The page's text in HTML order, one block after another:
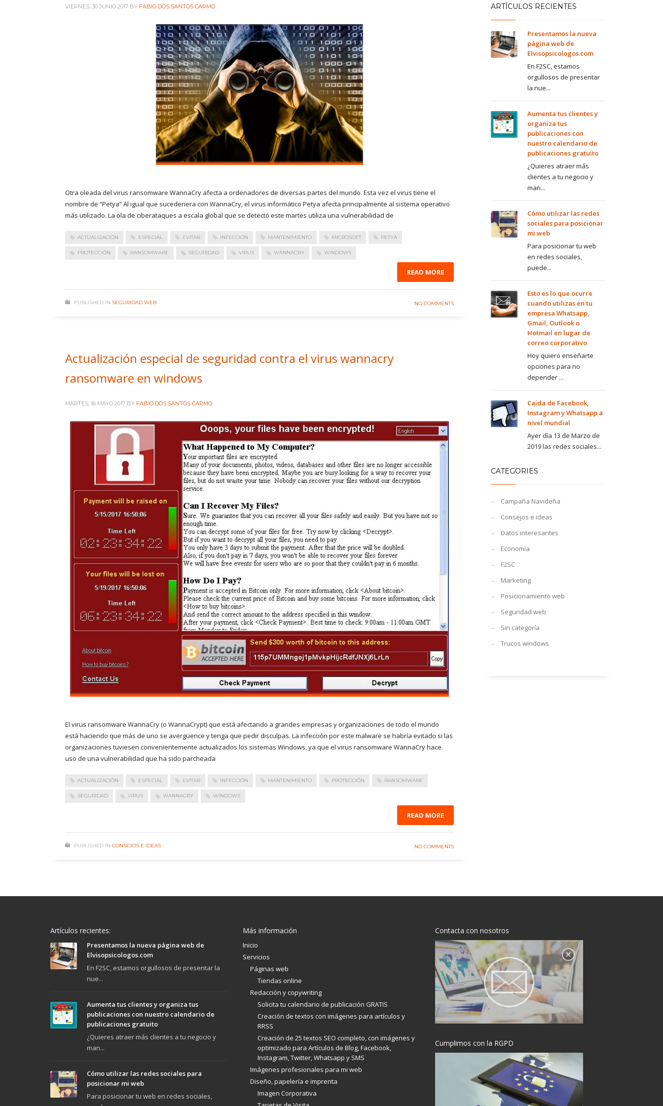
VIERNES, 30 JUNIO 2017 BY FABIO DOS SANTOS CARMO
Otra oleada del virus ransomware WannaCry afecta a ordenadores de diversas partes del mundo. Esta vez el virus tiene el
nombre de “Petya” Al igual que sucederiera con WannaCry, el virus informático Petya afecta principalmente al sistema operativo
más utilizado. La ola de ciberataques a escala global que se detectó este martes utiliza una vulnerabilidad de
ACTUALIZACIÓN ESPECIAL EVITAR INFECCIÓN MANTENIMIENTO MICROSOFT PETYA
PROTECCIÓN RANSOMWARE SEGURIDAD VIRUS WANNACRY WINDOWS
READ MORE
PUBLISHED IN SEGURIDAD WEB NO COMMENTS
Actualización especial de seguridad contra el virus wannacry
ransomware en windows
MARTES, 16 MAYO 2017 BY FABIO DOS SANTOS CARMO
El virus ransomware WannaCry (o WannaCrypt) que está afectando a grandes empresas y organizaciones de todo el mundo
está haciendo que más de uno se avergüence y tenga que pedir disculpas. La infección por este malware se habría evitado si las
organizaciones tuviesen convenientemente actualizados los sistemas Windows, ya que el virus ransomware WannaCry hace
uso de una vulnerabilidad que ha sido parcheada
ACTUALIZACIÓN ESPECIAL EVITAR INFECCIÓN MANTENIMIENTO PROTECCIÓN RANSOMWARE
SEGURIDAD VIRUS WANNACRY WINDOWS
READ MORE
PUBLISHED IN CONSEJOS E IDEAS NO COMMENTS
ARTÍCULOS RECIENTES
Presentamos la nueva
página web de
Elvisopsicologos.com
En F2SC, estamos
orgullosos de presentar
la nue...
Aumenta tus clientes y
organiza tus
publicaciones con
nuestro calendario de
publicaciones gratuito
¿Quieres atraer más
clientes a tu negocio y
man...
Cómo utilizar las redes
sociales para posicionar
mi web
Para posicionar tu web
en redes sociales,
puede...
Esto es lo que ocurre
cuando utilizas en tu
empresa Whatsapp,
Gmail, Outlook o
Hotmail en lugar de
correo corporativo
Hoy quiero enseñarte
opciones para no
depender ...
Caida de Facebook,
Instagram y Whatsapp a
nivel mundial
Ayer día 13 de Marzo de
2019 las redes sociales...
CATEGORIES
Campaña Navideña
Consejos e ideas
Datos interesantes
Economía
F2SC
Marketing
Posicionamiento web
Seguridad web
Sin categoría
Trucos windows
Artículos recientes:
Presentamos la nueva página web de
Elvisopsicologos.com
En F2SC, estamos orgullosos de presentar la
nue...
Aumenta tus clientes y organiza tus
publicaciones con nuestro calendario de
publicaciones gratuito
¿Quieres atraer más clientes a tu negocio y
man...
Cómo utilizar las redes sociales para
posicionar mi web
Para posicionar tu web en redes sociales,
Más información
Inicio
Servicios
Páginas web
Tiendas online
Redacción y copywriting
Solicita tu calendario de publicación GRATIS
Creación de textos con imágenes para artículos y
RRSS
Creación de 25 textos SEO completo, con imágenes y
optimizado para Artículos de Blog, Facebook,
Instagram, Twitter, Whatsapp y SMS
Imágenes profesionales para mi web
Diseño, papelería e imprenta
Imagen Corporativa
Contacta con nosotros
Cumplimos con la RGPD